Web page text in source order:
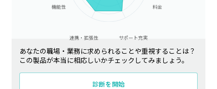
料金
サポート充実
連携・拡張性
機能性
あなたの職場・業務に求められることや重視することは？
この製品が本当に相応しいかチェックしてみましょう。
診断を開始